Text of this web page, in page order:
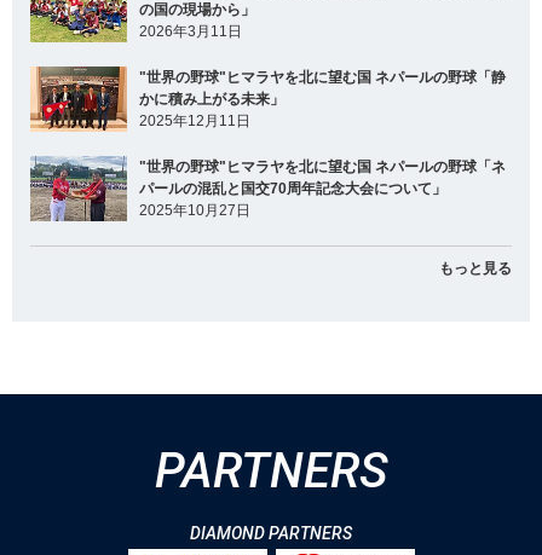
の国の現場から」
2026年3月11日
"世界の野球"ヒマラヤを北に望む国 ネパールの野球「静
かに積み上がる未来」
2025年12月11日
"世界の野球"ヒマラヤを北に望む国 ネパールの野球「ネ
パールの混乱と国交70周年記念大会について」
2025年10月27日
もっと見る
PARTNERS
DIAMOND PARTNERS